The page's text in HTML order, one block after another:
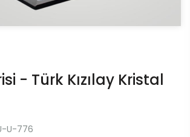
- Türk Kızılay Kristal
U-776